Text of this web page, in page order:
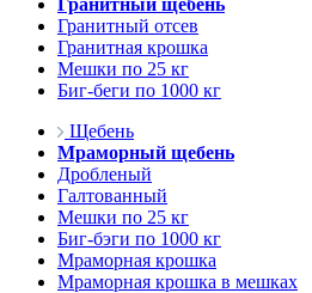
Гранитный щебень
Гранитный отсев
Гранитная крошка
Мешки по 25 кг
Биг-беги по 1000 кг
Щебень
Мраморный щебень
Дробленый
Галтованный
Мешки по 25 кг
Биг-бэги по 1000 кг
Мраморная крошка
Мраморная крошка в мешках